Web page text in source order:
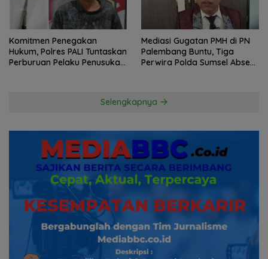
Komitmen Penegakan
Hukum, Polres PALI Tuntaskan
Perburuan Pelaku Penusukan
Mediasi Gugatan PMH di PN
Palembang Buntu, Tiga
Perwira Polda Sumsel Absen,
Selengkapnya